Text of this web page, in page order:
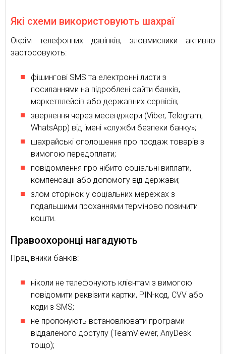
Які схеми використовують шахраї
Окрім телефонних дзвінків, зловмисники активно
застосовують:
фішингові SMS та електронні листи з
посиланнями на підроблені сайти банків,
маркетплейсів або державних сервісів;
звернення через месенджери (Viber, Telegram,
WhatsApp) від імені «служби безпеки банку»;
шахрайські оголошення про продаж товарів з
вимогою передоплати;
повідомлення про нібито соціальні виплати,
компенсації або допомогу від держави;
злом сторінок у соціальних мережах з
подальшими проханнями терміново позичити
кошти.
Правоохоронці нагадують
Працівники банків:
ніколи не телефонують клієнтам з вимогою
повідомити реквізити картки, PIN-код, CVV або
коди з SMS;
не пропонують встановлювати програми
віддаленого доступу (TeamViewer, AnyDesk
тощо);